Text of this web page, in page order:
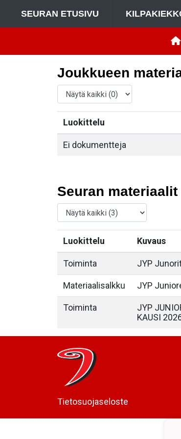
SEURAN ETUSIVU
Joukkueen
Luokittelu
Ei dokumentteja
Seuran materiaalit
Luokittelu Kuvaus
Toiminta JYP
Materiaalisalkku JYP
Toiminta
JYP
KAUSI
Tietosuojaseloste